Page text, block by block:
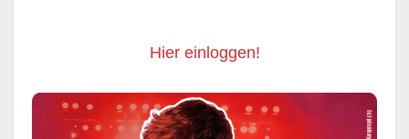
Hier einloggen!